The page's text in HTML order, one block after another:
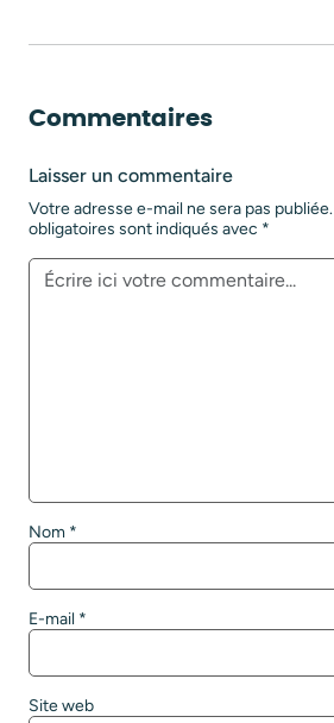
Commentaires
Laisser un commentaire
Votre adresse e-mail ne sera pas publiée.
obligatoires sont indiqués avec *
Nom *
E-mail *
Site web